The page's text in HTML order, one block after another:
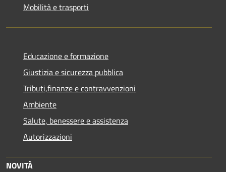
Mobilità e trasporti
Educazione e formazione
Giustizia e sicurezza pubblica
Tributi,finanze e contravvenzioni
Ambiente
Salute, benessere e assistenza
Autorizzazioni
NOVITÀ